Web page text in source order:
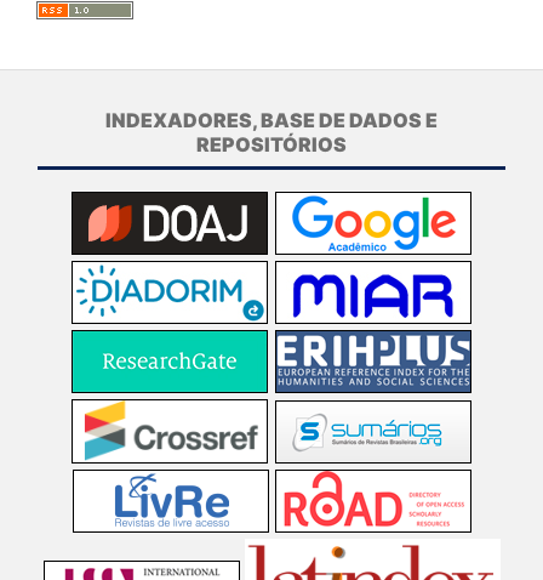
INDEXADORES, BASE DE DADOS E
REPOSITÓRIOS